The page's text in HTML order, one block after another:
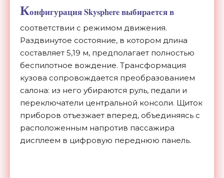
Конфигурация Skysphere выбирается в
соответствии с режимом движения.
Раздвинутое состояние, в котором длина
составляет 5,19 м, предполагает полностью
беспилотное вождение. Трансформация
кузова сопровождается преобразованием
салона: из него убираются руль, педали и
переключатели центральной консоли. Щиток
приборов отъезжает вперед, объединяясь с
расположенным напротив пассажира
дисплеем в цифровую переднюю панель.